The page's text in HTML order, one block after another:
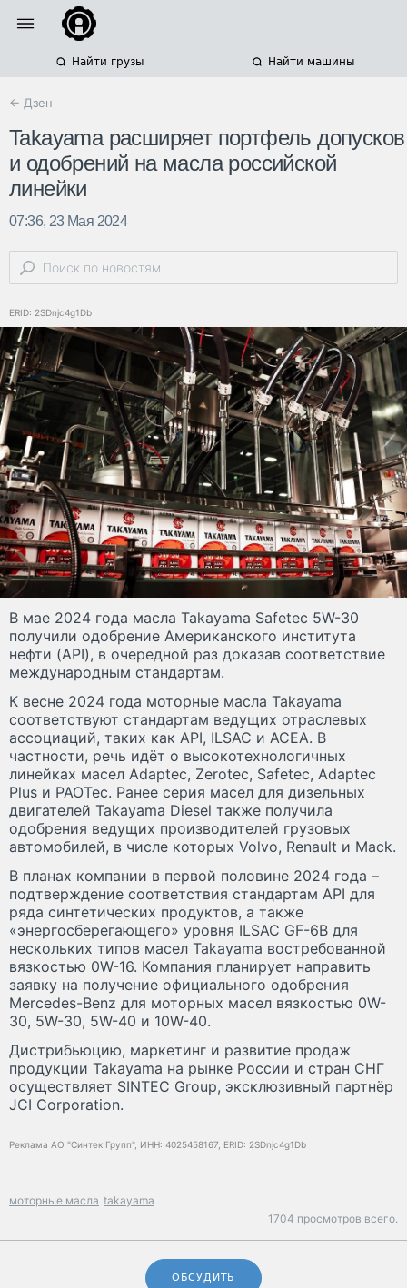
Найти грузы Найти машины
← Дзен
Takayama расширяет портфель допусков
и одобрений на масла российской
линейки
07:36, 23 Мая 2024
ERID: 2SDnjc4g1Db
В мае 2024 года масла Takayama Safetec 5W-30
получили одобрение Американского института
нефти (API), в очередной раз доказав соответствие
международным стандартам.
К весне 2024 года моторные масла Takayama
соответствуют стандартам ведущих отраслевых
ассоциаций, таких как API, ILSAC и ACEA. В
частности, речь идёт о высокотехнологичных
линейках масел Adaptec, Zerotec, Safetec, Adaptec
Plus и PAOTec. Ранее серия масел для дизельных
двигателей Takayama Diesel также получила
одобрения ведущих производителей грузовых
автомобилей, в числе которых Volvo, Renault и Mack.
В планах компании в первой половине 2024 года –
подтверждение соответствия стандартам API для
ряда синтетических продуктов, а также
«энергосберегающего» уровня ILSAC GF-6B для
нескольких типов масел Takayama востребованной
вязкостью 0W-16. Компания планирует направить
заявку на получение официального одобрения
Mercedes-Benz для моторных масел вязкостью 0W-
30, 5W-30, 5W-40 и 10W-40.
Дистрибьюцию, маркетинг и развитие продаж
продукции Takayama на рынке России и стран СНГ
осуществляет SINTEC Group, эксклюзивный партнёр
JCI Corporation.
Реклама АО "Синтек Групп", ИНН: 4025458167, ERID: 2SDnjc4g1Db
моторные масла takayama
1704 просмотров всего.
ОБСУДИТЬ